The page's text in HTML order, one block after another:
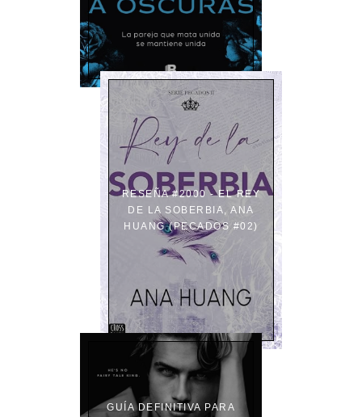
RESEÑA #2000 - EL REY
DE LA SOBERBIA, ANA
HUANG (PECADOS #02)
GUÍA DEFINITIVA PARA